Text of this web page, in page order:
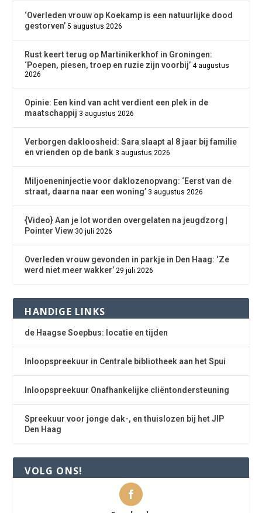
‘Overleden vrouw op Koekamp is een natuurlijke dood
gestorven’ 5 augustus 2026
Rust keert terug op Martinikerkhof in Groningen:
‘Poepen, piesen, troep en ruzie zijn voorbij’ 4 augustus
2026
Opinie: Een kind van acht verdient een plek in de
maatschappij 3 augustus 2026
Verborgen dakloosheid: Sara slaapt al 8 jaar bij familie
en vrienden op de bank 3 augustus 2026
Miljoeneninjectie voor daklozenopvang: ‘Eerst van de
straat, daarna naar een woning’ 3 augustus 2026
{Video} Aan je lot worden overgelaten na jeugdzorg |
Pointer View 30 juli 2026
Overleden vrouw gevonden in parkje in Den Haag: ‘Ze
werd niet meer wakker’ 29 juli 2026
HANDIGE LINKS
de Haagse Soepbus: locatie en tijden
Inloopspreekuur in Centrale bibliotheek aan het Spui
Inloopspreekuur Onafhankelijke cliëntondersteuning
Spreekuur voor jonge dak-, en thuislozen bij het JIP
Den Haag
VOLG ONS!